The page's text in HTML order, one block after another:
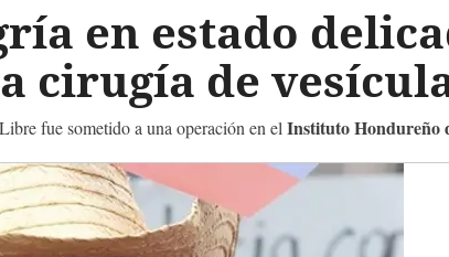
en estado
cirugía de
fue sometido a una operación en el Instituto Hondureño